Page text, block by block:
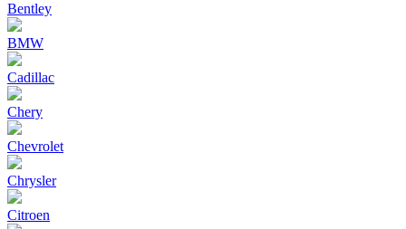
Bentley
BMW
Cadillac
Chery
Chevrolet
Chrysler
Citroen